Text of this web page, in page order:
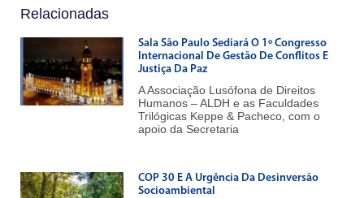
Relacionadas
Sala São Paulo Sediará O 1º Congresso
Internacional De Gestão De Conflitos E
Justiça Da Paz
A Associação Lusófona de Direitos
Humanos – ALDH e as Faculdades
Trilógicas Keppe & Pacheco, com o
apoio da Secretaria
COP 30 E A Urgência Da Desinversão
Socioambiental